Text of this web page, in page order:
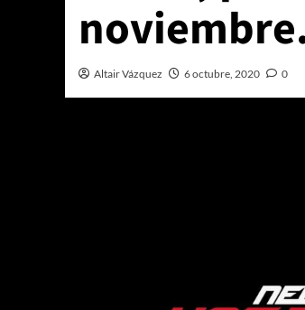
Altair Vázquez 6 octubre, 2020 0